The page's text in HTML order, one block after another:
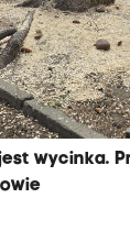
wycinka.